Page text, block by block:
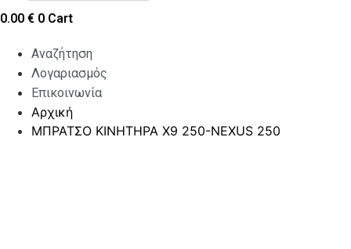
0.00 € 0 Cart
Αναζήτηση
Λογαριασμός
Επικοινωνία
Αρχική
ΜΠΡΑΤΣΟ ΚΙΝΗΤΗΡΑ Χ9 250-NEXUS 250